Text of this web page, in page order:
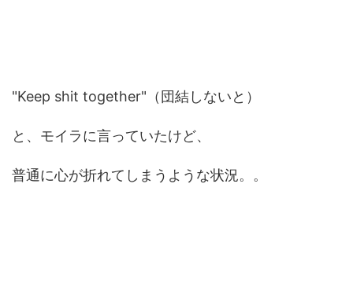
"Keep shit together"（団結しないと）
と、モイラに言っていたけど、
普通に心が折れてしまうような状況。。